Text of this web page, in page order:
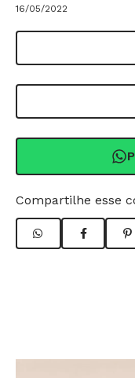
16/05/2022
Compartilhe esse